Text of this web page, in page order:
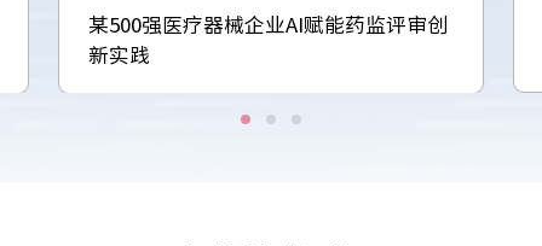
某500强医疗器械企业AI赋能药监评审创
新实践